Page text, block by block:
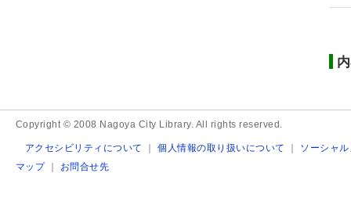
Copyright © 2008 Nagoya City Library. All rights reserved.
アクセシビリティについて ｜個人情報の取り扱いについて ｜ ソーシャ
マップ｜ お問合せ先